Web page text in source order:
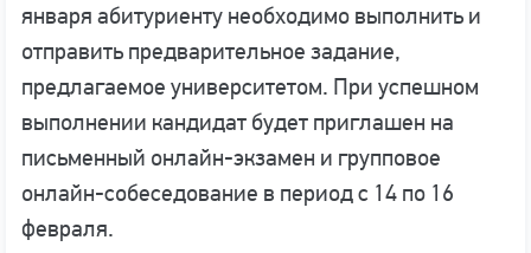
января абитуриенту необходимо выполнить и
отправить предварительное задание,
предлагаемое университетом. При успешном
выполнении кандидат будет приглашен на
письменный онлайн-экзамен и групповое
онлайн-собеседование в период с 14 по 16
февраля.